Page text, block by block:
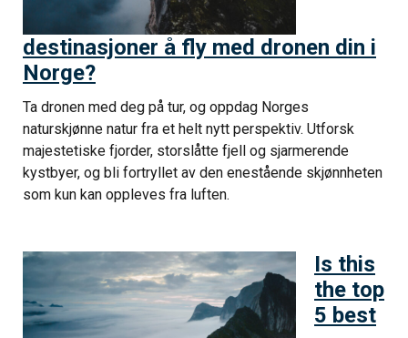
destinasjoner å fly med dronen din i
Norge?
Ta dronen med deg på tur, og oppdag Norges
naturskjønne natur fra et helt nytt perspektiv. Utforsk
majestetiske fjorder, storslåtte fjell og sjarmerende
kystbyer, og bli fortryllet av den enestående skjønnheten
som kun kan oppleves fra luften.
Is this
the top
5 best